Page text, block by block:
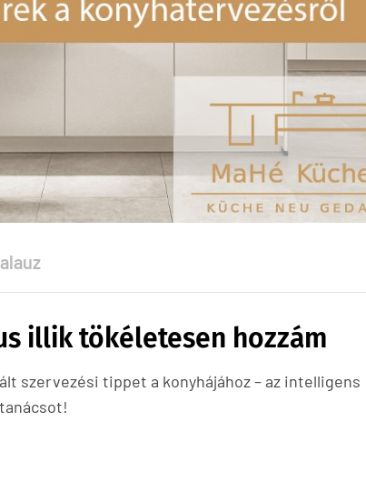
illik tökéletesen hozzám
szervezési tippet a konyhájához – az intelligens